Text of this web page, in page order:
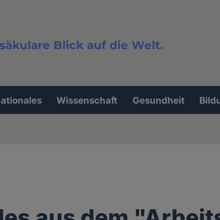
Blick auf die Welt.
Wissenschaft Gesundheit